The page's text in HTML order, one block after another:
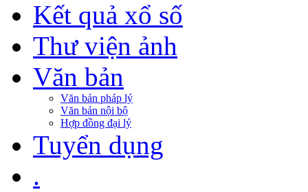
Kết quả xổ số
Thư viện ảnh
Văn bản
Văn bản pháp lý
Văn bản nội bộ
Hợp đồng đại lý
Tuyển dụng
.